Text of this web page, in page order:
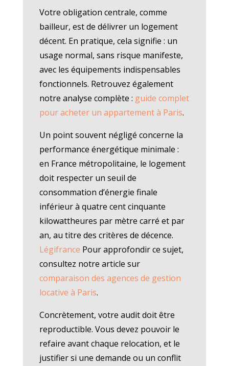
Votre obligation centrale, comme
bailleur, est de délivrer un logement
décent. En pratique, cela signifie : un
usage normal, sans risque manifeste,
avec les équipements indispensables
fonctionnels. Retrouvez également
notre analyse complète : guide complet
pour acheter un appartement à Paris.
Un point souvent négligé concerne la
performance énergétique minimale :
en France métropolitaine, le logement
doit respecter un seuil de
consommation d’énergie finale
inférieur à quatre cent cinquante
kilowattheures par mètre carré et par
an, au titre des critères de décence.
Légifrance Pour approfondir ce sujet,
consultez notre article sur
comparaison des agences de gestion
locative à Paris.
Concrètement, votre audit doit être
reproductible. Vous devez pouvoir le
refaire avant chaque relocation, et le
justifier si une demande ou un conflit